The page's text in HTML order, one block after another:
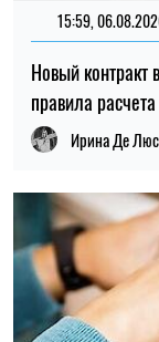
15:59,
Новый
правила
Ирина Де